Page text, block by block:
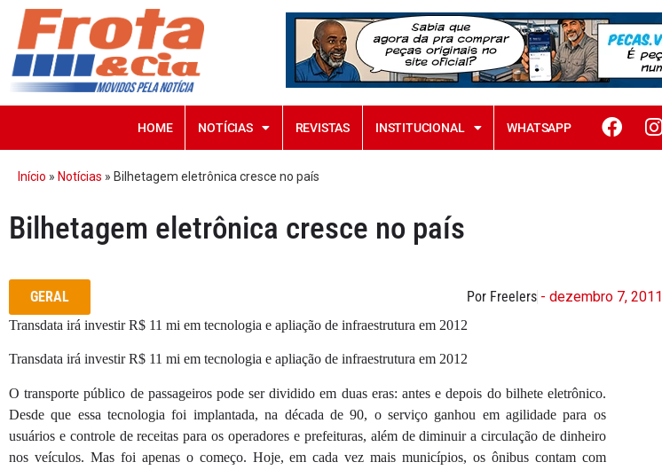
HOME NOTÍCIAS REVISTAS INSTITUCIONAL WHATSAPP
Início » Notícias » Bilhetagem eletrônica cresce no país
Bilhetagem eletrônica cresce no país
GERAL Por Freelers - dezembro 7, 2011
Transdata irá investir R$ 11 mi em tecnologia e apliação de infraestrutura em 2012
Transdata irá investir R$ 11 mi em tecnologia e apliação de infraestrutura em 2012
O transporte público de passageiros pode ser dividido em duas eras: antes e depois do bilhete eletrônico.
Desde que essa tecnologia foi implantada, na década de 90, o serviço ganhou em agilidade para os
usuários e controle de receitas para os operadores e prefeituras, além de diminuir a circulação de dinheiro
nos veículos. Mas foi apenas o começo. Hoje, em cada vez mais municípios, os ônibus contam com